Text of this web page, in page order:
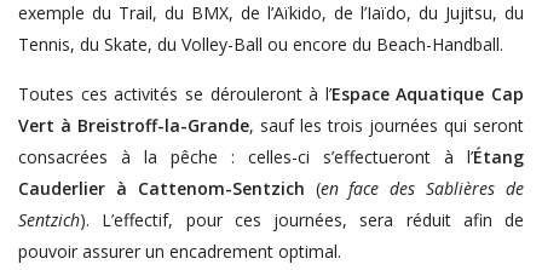
exemple du Trail, du BMX, de l’Aïkido, de l’Iaïdo, du Jujitsu, du
Tennis, du Skate, du Volley-Ball ou encore du Beach-Handball.
Toutes ces activités se dérouleront à l’Espace Aquatique Cap
Vert à Breistroff-la-Grande, sauf les trois journées qui seront
consacrées à la pêche : celles-ci s’effectueront à l’Étang
Cauderlier à Cattenom-Sentzich (en face des Sablières de
Sentzich). L’effectif, pour ces journées, sera réduit afin de
pouvoir assurer un encadrement optimal.